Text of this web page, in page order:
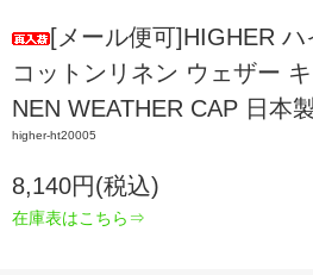
[メール便可]HIGHER
コットンリネン ウェザー
NEN WEATHER CAP 日本
higher-ht20005
8,140円(税込)
在庫表はこちら⇒